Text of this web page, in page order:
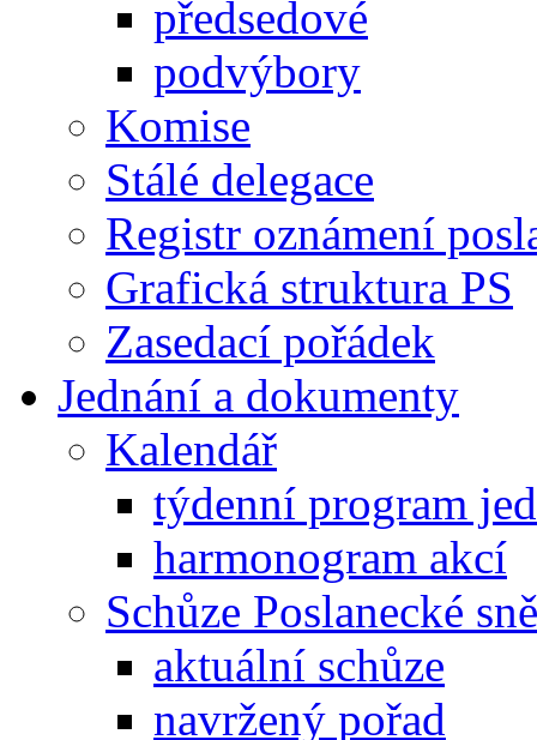
předsedové
podvýbory
Komise
Stálé delegace
Registr oznámení
Grafická struktura PS
Zasedací pořádek
Jednání a dokumenty
Kalendář
týdenní program
harmonogram akcí
Schůze Poslanecké
aktuální schůze
navržený pořad